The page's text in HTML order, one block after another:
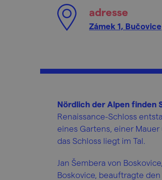
adresse
Zámek 1, Bučovice
Nördlich der Alpen finden
Renaissance-Schloss
eines Gartens, einer
das Schloss liegt im Tal.
Jan Šembera von
Boskovice, beauftragte